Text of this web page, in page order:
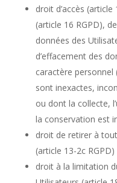
droit d’accès (article
(article 16 RGPD),
données des
d’effacement des
caractère personnel
sont inexactes,
ou dont la collecte,
la conservation est
droit de retirer à
(article 13-2c RGPD)
droit à la limitation